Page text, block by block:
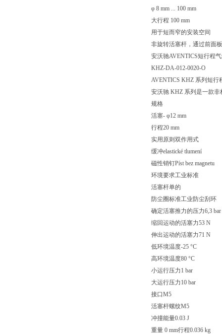
φ 8 mm ... 100 mm
大行程 100 mm
用于短而窄的安装空间
非旋转活塞杆，通过前面
安沃驰AVENTICS短行程
KHZ-DA-012-0020-O
AVENTICS KHZ 系列短行
安沃驰 KHZ 系列是一款
规格
活塞- φ12 mm
行程20 mm
实用原则双作用式
缓冲elastické tlumení
磁性销钉Píst bez magnetu
环境要求工业标准
活塞杆单的
防尘圈标准工业防尘刮环
确定活塞推力的压力6,3 bar
缩回运动的活塞力53 N
伸出运动的活塞力71 N
低环境温度-25 °C
高环境温度80 °C
小运行压力1 bar
大运行压力10 bar
接口M5
活塞杆螺纹M5
冲撞能量0.03 J
重量 0 mm行程0.036 kg